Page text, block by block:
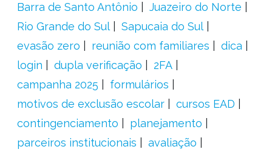
Barra de Santo Antônio
Juazeiro do Norte
Rio Grande do Sul
Sapucaia do Sul
evasão zero
reunião com familiares
dica
login
dupla verificação
2FA
campanha 2025
formulários
motivos de exclusão escolar
cursos EAD
contingenciamento
planejamento
parceiros institucionais
avaliação